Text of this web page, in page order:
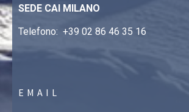
SEDE CAI MILANO
Telefono: +39 02 86 46 35 16
EMAIL